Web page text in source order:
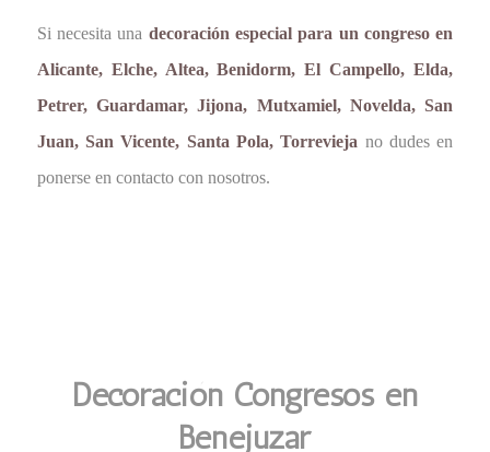
Si necesita una decoración especial para un congreso en
Alicante, Elche, Altea, Benidorm, El Campello, Elda,
Petrer, Guardamar, Jijona, Mutxamiel, Novelda, San
Juan, San Vicente, Santa Pola, Torrevieja no dudes en
ponerse en contacto con nosotros.
Decoración Congresos en
Benejuzar